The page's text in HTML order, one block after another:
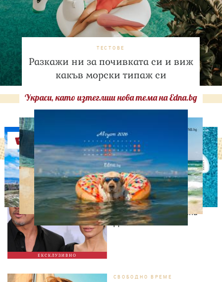
ТЕСТОВЕ
Разкажи ни за почивката си и виж
какъв морски типаж си
Украси, като изтеглиш нова тема на Edna.bg
Оферти
ЕКСКЛУЗИВНО
ИЗВЕСТНИ
Нов удар в битката: Брад
Пит поиска достъп до
тайните на Анджелина
Джоли
СВОБОДНО ВРЕМЕ